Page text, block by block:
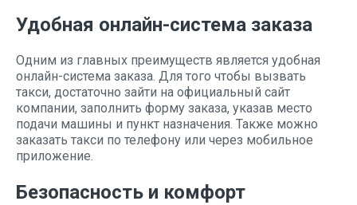
Удобная онлайн-система заказа
Одним из главных преимуществ является удобная
онлайн-система заказа. Для того чтобы вызвать
такси, достаточно зайти на официальный сайт
компании, заполнить форму заказа, указав место
подачи машины и пункт назначения. Также можно
заказать такси по телефону или через мобильное
приложение.
Безопасность и комфорт